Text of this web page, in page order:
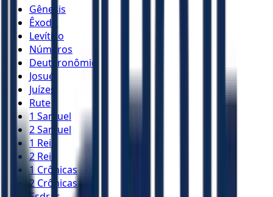
Gênesis
Êxodo
Levítico
Números
Deuteronômio
Josué
Juízes
Rute
1 Samuel
2 Samuel
1 Reis
2 Reis
1 Crônicas
2 Crônicas